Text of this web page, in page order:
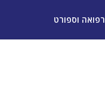
רפואה וספורט